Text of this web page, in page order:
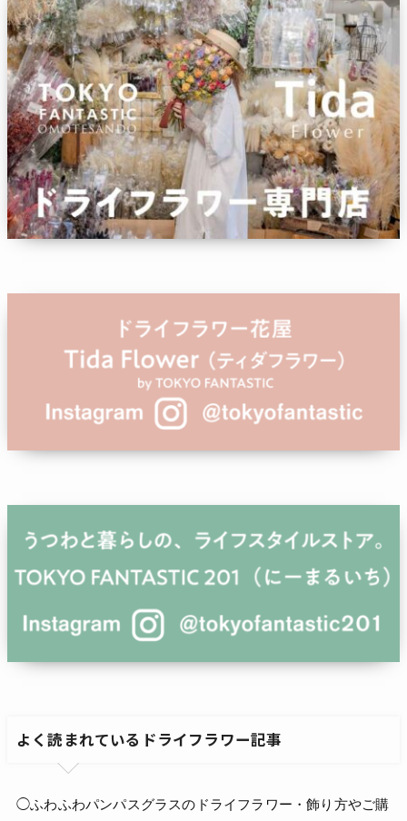
よく読まれているドライフラワー記事
◯ふわふわパンパスグラスのドライフラワー・飾り方やご購